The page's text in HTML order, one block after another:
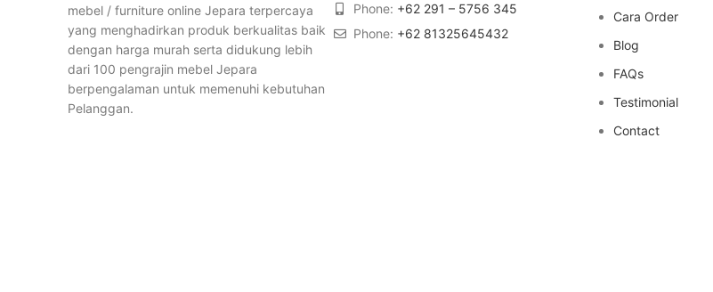
mebel / furniture online Jepara terpercaya
yang menghadirkan produk berkualitas baik
dengan harga murah serta didukung lebih
dari 100 pengrajin mebel Jepara
berpengalaman untuk memenuhi kebutuhan
Pelanggan.
Phone: +62 291 – 5756 345
Phone: +62 81325645432
Cara Order
Blog
FAQs
Testimonial
Contact